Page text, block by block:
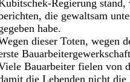
Regierung
die gewaltsam
habe.
dieser Toten, wegen
Bauarbeiter fielen von
die Lebenden nicht